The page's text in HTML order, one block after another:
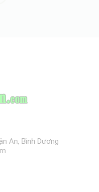
An, Bình Dương